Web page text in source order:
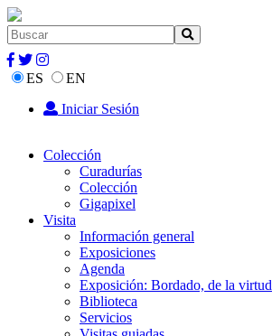
ES
EN
Iniciar Sesión
Colección
Curadurías
Colección
Gigapixel
Visita
Información general
Exposiciones
Agenda
Exposición: Bordado, de la virtud
Biblioteca
Servicios